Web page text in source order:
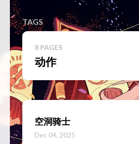
TAGS
8 PAGES
动作
空洞骑士
Dec 04, 2025